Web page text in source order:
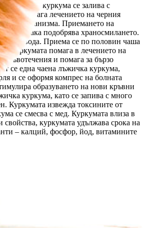
лъжичка куркума се залива с
подпомага лечението на черния
от организма. Приемането на
и така подобрява храносмилането.
вряла вода. Приема се по половин чаша
Куркумата помага в лечението на
и помага за бързо
се една чаена лъжичка куркума,
и се оформя компрес на болната
образуването на нови кръвни
куркума, като се запива с много
Куркумата извежда токсините от
се смесва с мед. Куркумата влиза в
куркумата удължава срока на
– калций, фосфор, йод, витамините